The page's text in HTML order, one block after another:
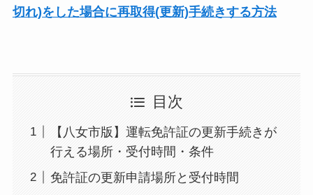
切れ)をした場合に再取得(更新)手続きする方法
目次
【八女市版】運転免許証の更新手続きが
行える場所・受付時間・条件
免許証の更新申請場所と受付時間